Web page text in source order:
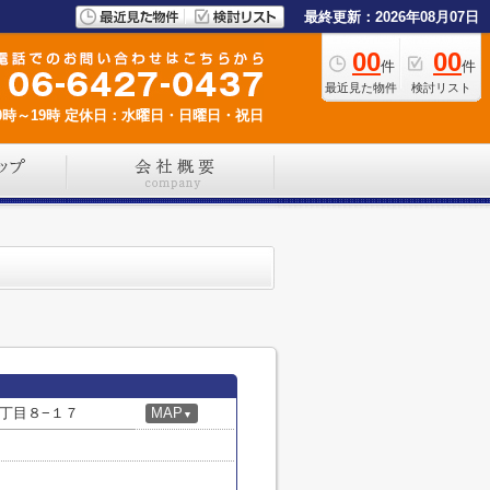
最終更新：2026年08月07日
00件
最近見た物件
00件
検討リスト
～19時 定休日：水曜日・日曜日・祝日
目８−１７ MAP ▼